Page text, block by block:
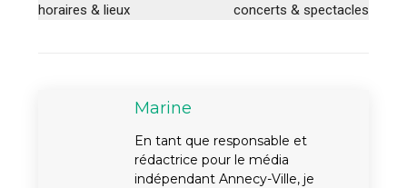
horaires & lieux
concerts & spectacles
Marine
En tant que responsable et
rédactrice pour le média
indépendant Annecy-Ville, je